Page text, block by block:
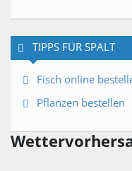
TIPPS FÜR SPALT
Fisch online
Pflanzen bestellen